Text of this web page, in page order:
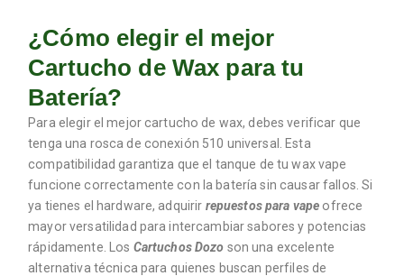
¿Cómo elegir el mejor
Cartucho de Wax para tu
Batería?
Para elegir el mejor cartucho de wax, debes verificar que
tenga una rosca de conexión 510 universal. Esta
compatibilidad garantiza que el tanque de tu wax vape
funcione correctamente con la batería sin causar fallos. Si
ya tienes el hardware, adquirir repuestos para vape ofrece
mayor versatilidad para intercambiar sabores y potencias
rápidamente. Los Cartuchos Dozo son una excelente
alternativa técnica para quienes buscan perfiles de